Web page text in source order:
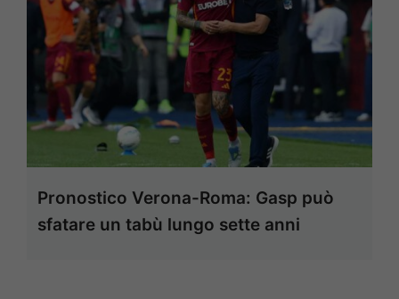
Pronostico Verona-Roma: Gasp può
sfatare un tabù lungo sette anni